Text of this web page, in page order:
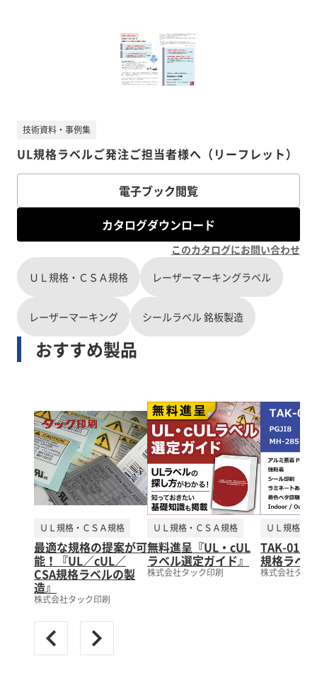
UL規格ラベルご発注ご担当者様へ（リーフレット）
技術資料・事例集
電子ブック閲覧
カタログダウンロード
このカタログにお問い合わせ
ＵＬ規格・ＣＳＡ規格
レーザーマーキングラベル
レーザーマーキング シールラベル 銘板製造
おすすめ製品
ＵＬ規格・ＣＳＡ規格
最適な規格の提案が可
能！『UL／cUL／
CSA規格ラベルの製
造』
株式会社タック印刷
ＵＬ規格・ＣＳＡ規格
無料進呈『UL・cUL
ラベル選定ガイド』
株式会社タック印刷
ＵＬ規格・
TAK-
規格ラベル
株式会社タッ